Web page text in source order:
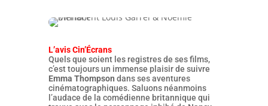
L’avis Cin’Écrans
Quels que soient les registres de ses films,
c’est toujours un immense plaisir de suivre
Emma Thompson dans ses aventures
cinématographiques. Saluons néanmoins
l’audace de la comédienne britannique qui